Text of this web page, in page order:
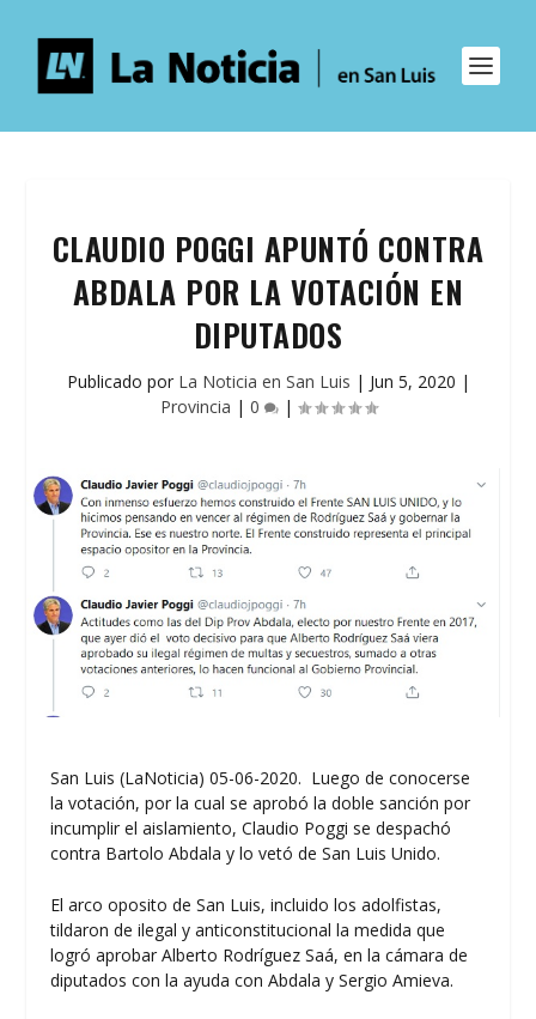
CLAUDIO POGGI APUNTÓ CONTRA
ABDALA POR LA VOTACIÓN EN
DIPUTADOS
Publicado por La Noticia en San Luis | Jun 5, 2020 |
Provincia | 0 |
San Luis (LaNoticia) 05-06-2020. Luego de conocerse
la votación, por la cual se aprobó la doble sanción por
incumplir el aislamiento, Claudio Poggi se despachó
contra Bartolo Abdala y lo vetó de San Luis Unido.
El arco oposito de San Luis, incluido los adolfistas,
tildaron de ilegal y anticonstitucional la medida que
logró aprobar Alberto Rodríguez Saá, en la cámara de
diputados con la ayuda con Abdala y Sergio Amieva.